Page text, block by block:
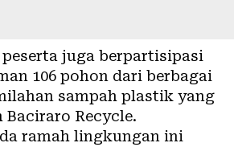
juga berpartisipasi
106 pohon dari berbagai
sampah plastik yang
Recycle.
ramah lingkungan ini